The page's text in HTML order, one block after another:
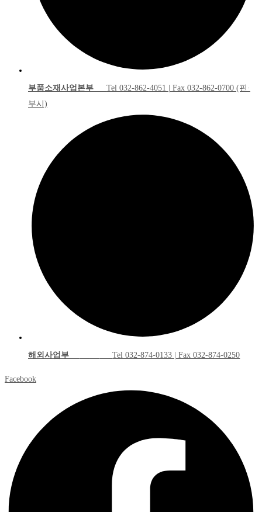
부품소재사업본부
Tel 032-862-4051 | Fax 032-862-0700 (핀·
부시)
해외사업부 Tel 032-874-0133 | Fax 032-874-0250
Facebook